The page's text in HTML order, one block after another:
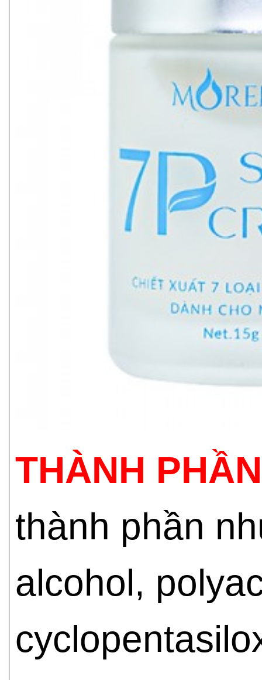
THÀNH
thành phần
alcohol,